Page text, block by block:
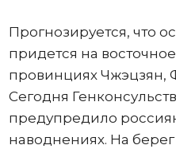
Прогнозируется, что
придется на
провинциях Чжэцзян,
Сегодня
предупредило
наводнениях. На